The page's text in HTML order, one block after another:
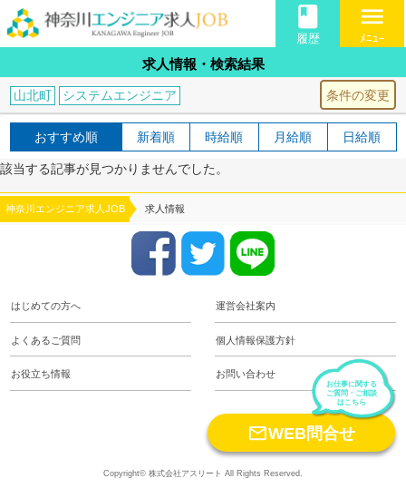
book
履歴
menu
ﾒﾆｭｰ
求人情報・検索結果
条件の変更
山北町 システムエンジニア
おすすめ順 新着順 時給順 月給順 日給順
該当する記事が見つかりませんでした。
神奈川エンジニア求人JOB 求人情報
はじめての方へ 運営会社案内
よくあるご質問 個人情報保護方針
お役立ち情報 お問い合わせ
お仕事に関する
ご質問・ご相談
はこちら
WEB問合せ
Copyright© 株式会社アスリート All Rights Reserved.